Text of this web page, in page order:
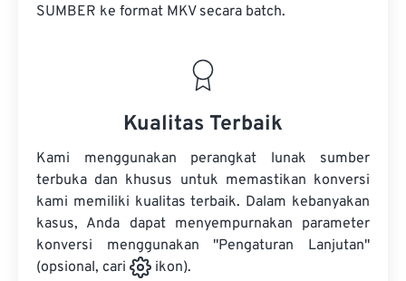
SUMBER ke format MKV secara batch.
Kualitas Terbaik
Kami menggunakan perangkat lunak sumber
terbuka dan khusus untuk memastikan konversi
kami memiliki kualitas terbaik. Dalam kebanyakan
kasus, Anda dapat menyempurnakan parameter
konversi menggunakan "Pengaturan Lanjutan"
(opsional, cari
ikon).